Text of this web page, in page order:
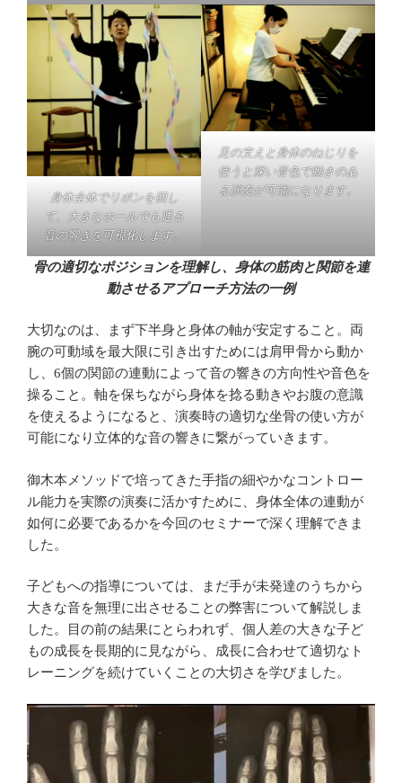
身体全体でリボンを回し
て、大きなホールでも通る
音の響きを可視化します。
足の支えと身体のねじりを
使うと深い音色で動きのあ
る演奏が可能になります。
骨の適切なポジションを理解し、身体の筋肉と関節を連
動させるアプローチ方法の一例
大切なのは、まず下半身と身体の軸が安定すること。両
腕の可動域を最大限に引き出すためには肩甲骨から動か
し、6個の関節の連動によって音の響きの方向性や音色を
操ること。軸を保ちながら身体を捻る動きやお腹の意識
を使えるようになると、演奏時の適切な坐骨の使い方が
可能になり立体的な音の響きに繋がっていきます。
御木本メソッドで培ってきた手指の細やかなコントロー
ル能力を実際の演奏に活かすために、身体全体の連動が
如何に必要であるかを今回のセミナーで深く理解できま
した。
子どもへの指導については、まだ手が未発達のうちから
大きな音を無理に出させることの弊害について解説しま
した。目の前の結果にとらわれず、個人差の大きな子ど
もの成長を長期的に見ながら、成長に合わせて適切なト
レーニングを続けていくことの大切さを学びました。